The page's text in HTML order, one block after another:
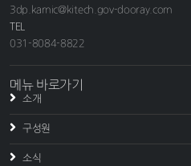
3dp.kamic@kitech.gov-dooray.com
TEL
031-8084-8822
메뉴 바로가기
소개
구성원
소식